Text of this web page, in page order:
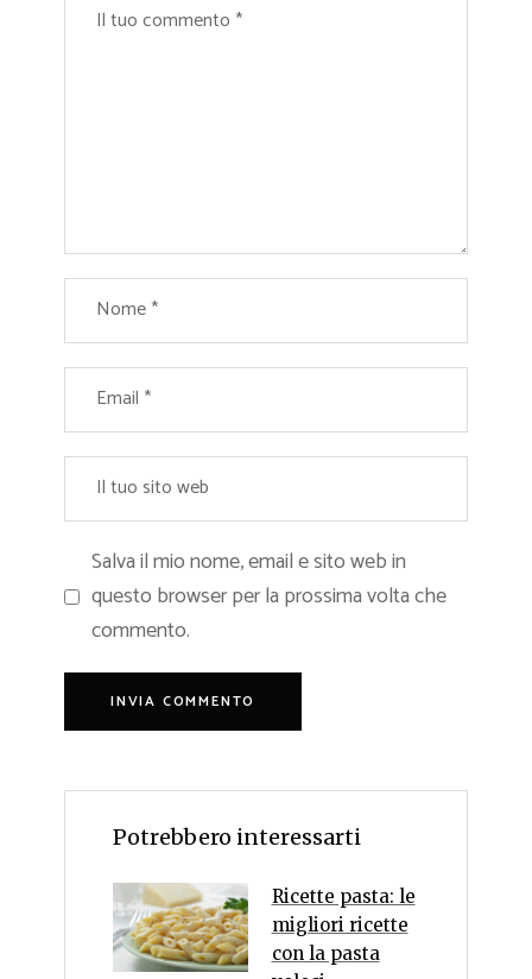
Salva il mio nome, email e sito web in
questo browser per la prossima volta che
commento.
Potrebbero interessarti
Ricette pasta: le
migliori ricette
con la pasta